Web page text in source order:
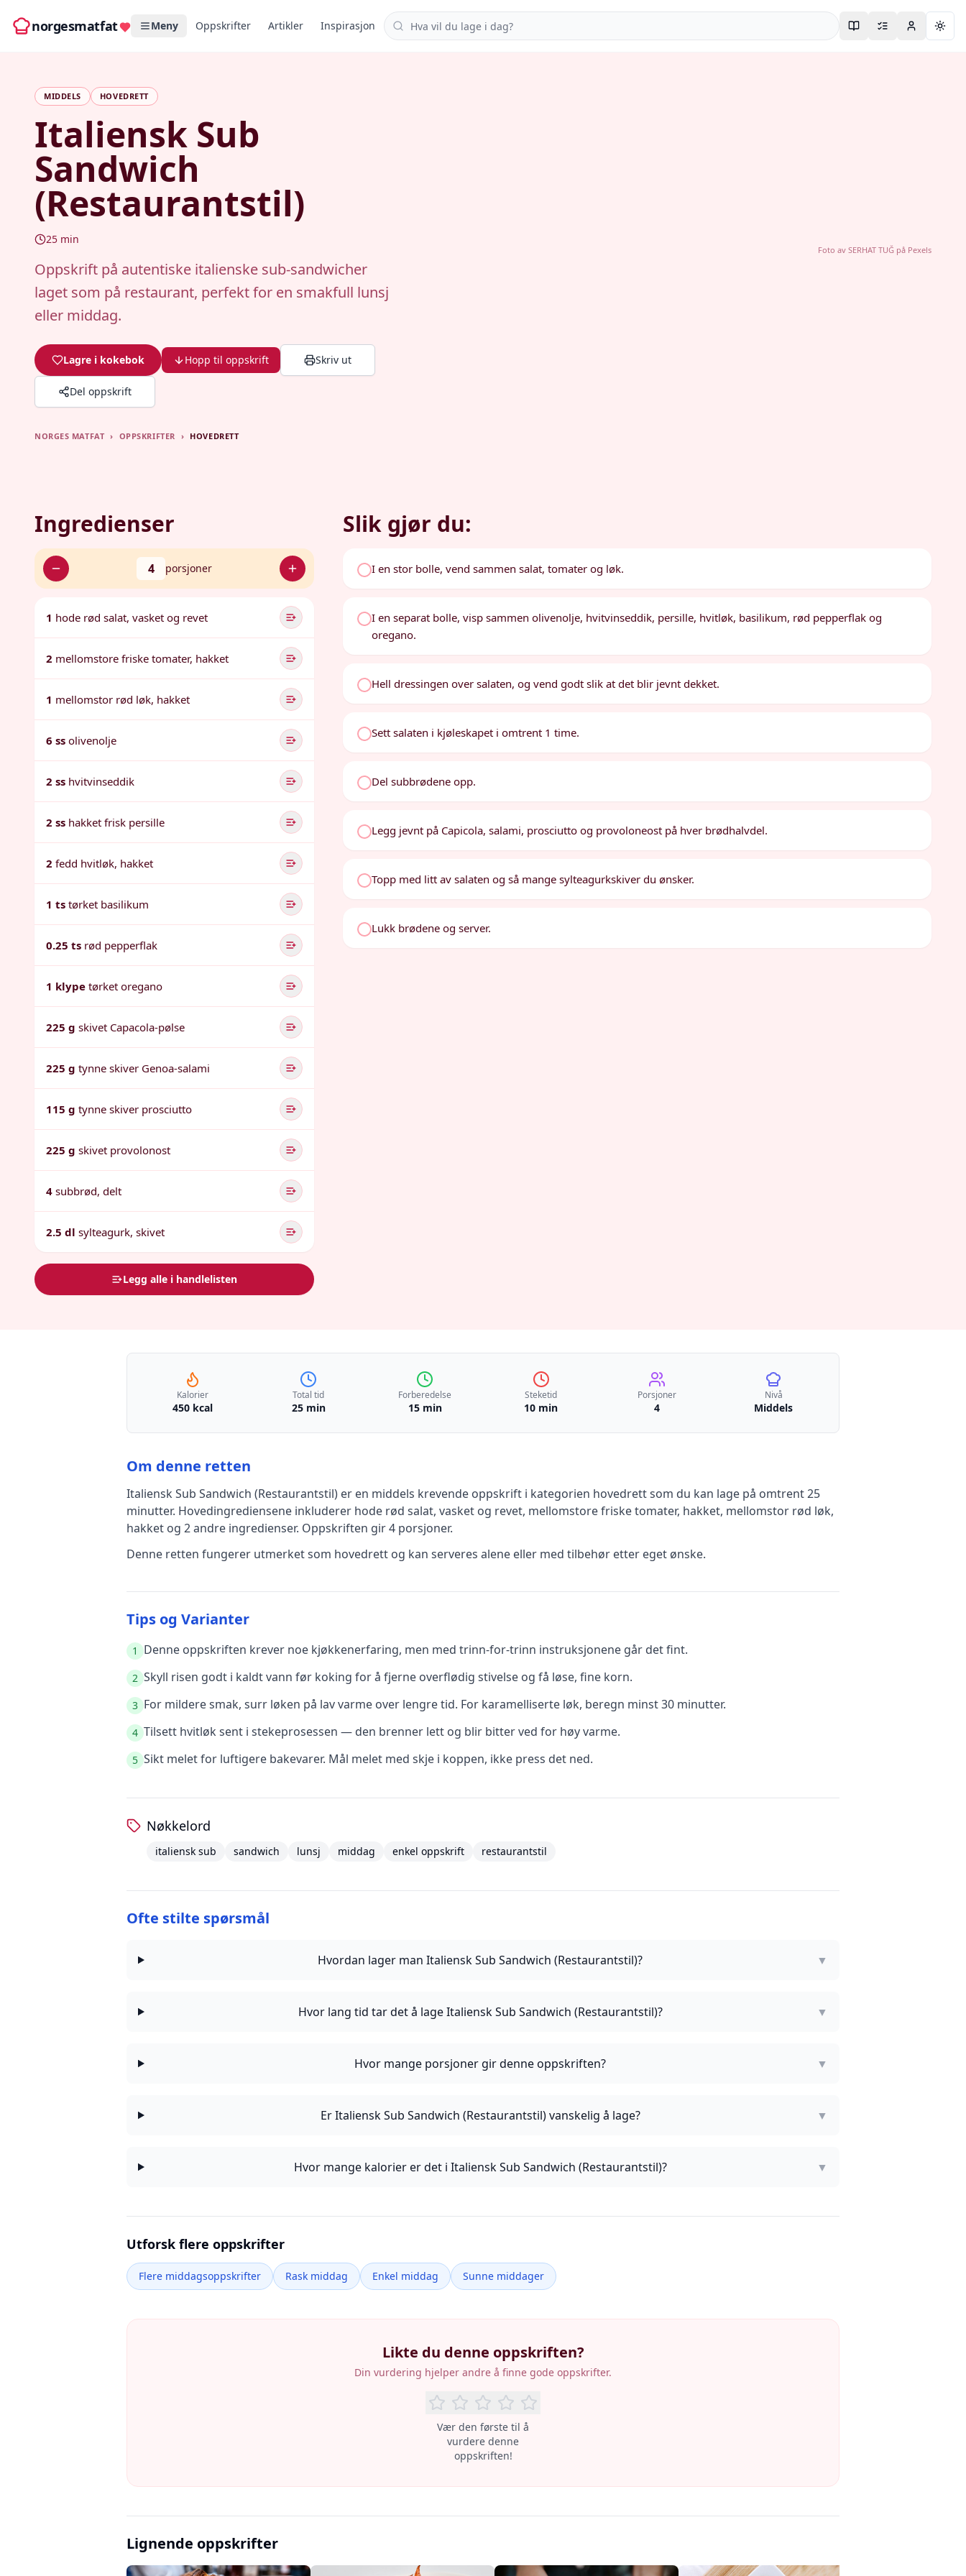
norgesmatfat Meny Oppskrifter Artikler Inspirasjon Søk i oppskrifter
MIDDELS HOVEDRETT
Italiensk Sub
Sandwich
(Restaurantstil)
25 min
Oppskrift på autentiske italienske sub-sandwicher
laget som på restaurant, perfekt for en smakfull lunsj
eller middag.
Lagre i kokebok Hopp til oppskrift Skriv ut
Del oppskrift
Foto av SERHAT TUĞpå Pexels
NORGES MATFAT › OPPSKRIFTER › HOVEDRETT
Ingredienser
4 porsjoner
1 hode rød salat, vasket og revet
2 mellomstore friske tomater, hakket
1 mellomstor rød løk, hakket
6 ss olivenolje
2 ss hvitvinseddik
2 ss hakket frisk persille
2 fedd hvitløk, hakket
1 ts tørket basilikum
0.25 ts rød pepperflak
1 klype tørket oregano
225 g skivet Capacola-pølse
225 g tynne skiver Genoa-salami
115 g tynne skiver prosciutto
225 g skivet provolonost
4 subbrød, delt
2.5 dl sylteagurk, skivet
Legg alle i handlelisten
Slik gjør du:
I en stor bolle, vend sammen salat, tomater og løk.
I en separat bolle, visp sammen olivenolje, hvitvinseddik, persille, hvitløk, basilikum, rød pepperflak og
oregano.
Hell dressingen over salaten, og vend godt slik at det blir jevnt dekket.
Sett salaten i kjøleskapet i omtrent 1 time.
Del subbrødene opp.
Legg jevnt på Capicola, salami, prosciutto og provoloneost på hver brødhalvdel.
Topp med litt av salaten og så mange sylteagurkskiver du ønsker.
Lukk brødene og server.
Kalorier
450 kcal
Total tid
25 min
Forberedelse
15 min
Steketid
10 min
Porsjoner
4
Nivå
Middels
Om denne retten
Italiensk Sub Sandwich (Restaurantstil) er en middels krevende oppskrift i kategorien hovedrettsom du kan lage på omtrent 25
minutter. Hovedingrediensene inkluderer hode rød salat, vasket og revet, mellomstore friske tomater, hakket, mellomstor rød løk,
hakket og 2 andre ingredienser. Oppskriften gir4 porsjoner.
Denne retten fungerer utmerket som hovedrett og kan serveres alene eller med tilbehør etter eget ønske.
Tips og Varianter
1 Denne oppskriften krever noe kjøkkenerfaring, men med trinn-for-trinn instruksjonene går det fint.
2 Skyll risen godt i kaldt vann før koking for å fjerne overflødig stivelse og få løse, fine korn.
3 For mildere smak, surr løken på lav varme over lengre tid. For karamelliserte løk, beregn minst 30 minutter.
4 Tilsett hvitløk sent i stekeprosessen — den brenner lett og blir bitter ved for høy varme.
5 Sikt melet for luftigere bakevarer. Mål melet med skje i koppen, ikke press det ned.
Nøkkelord
italiensk sub sandwich lunsj middag enkel oppskrift restaurantstil
Ofte stilte spørsmål
Hvordan lager man Italiensk Sub Sandwich (Restaurantstil)? ▼
Hvor lang tid tar det å lage Italiensk Sub Sandwich (Restaurantstil)? ▼
Hvor mange porsjoner gir denne oppskriften? ▼
Er Italiensk Sub Sandwich (Restaurantstil) vanskelig å lage? ▼
Hvor mange kalorier er det i Italiensk Sub Sandwich (Restaurantstil)? ▼
Utforsk flere oppskrifter
Flere middagsoppskrifter Rask middag Enkel middag Sunne middager
Likte du denne oppskriften?
Din vurdering hjelper andre å finne gode oppskrifter.
Vær den første til å
vurdere denne
oppskriften!
Lignende oppskrifter